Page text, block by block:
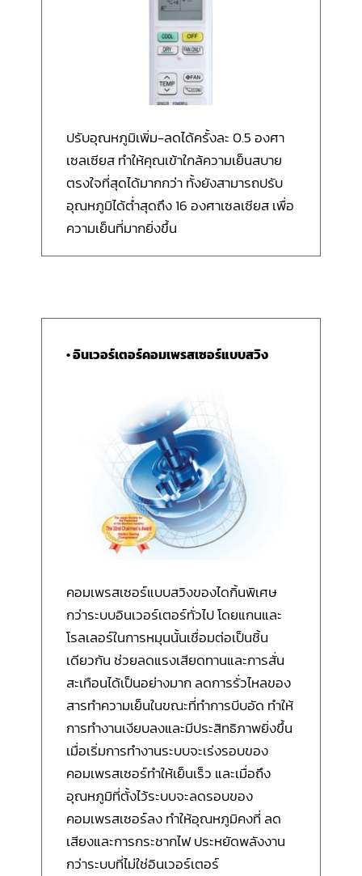
ปรับอุณหภูมิเพิ่ม-ลดได้ครั้งละ 0.5 องศา
เซลเซียส ทำให้คุณเข้าใกล้ความเย็นสบาย
ตรงใจที่สุดได้มากกว่า ทั้งยังสามารถปรับ
อุณหภูมิได้ต่ำสุดถึง 16 องศาเซลเซียส เพื่อ
ความเย็นที่มากยิ่งขึ้น
• อินเวอร์เตอร์คอมเพรสเซอร์แบบสวิง
คอมเพรสเซอร์แบบสวิงของไดกิ้นพิเศษ
กว่าระบบอินเวอร์เตอร์ทั่วไป โดยแกนและ
โรลเลอร์ในการหมุนนั้นเชื่อมต่อเป็นชิ้น
เดียวกัน ช่วยลดแรงเสียดทานและการสั่น
สะเทือนได้เป็นอย่างมาก ลดการรั่วไหลของ
สารทำความเย็นในขณะที่ทำการบีบอัด ทำให้
การทำงานเงียบลงและมีประสิทธิภาพยิ่งขึ้น
เมื่อเริ่มการทำงานระบบจะเร่งรอบของ
คอมเพรสเซอร์ทำให้เย็นเร็ว และเมื่อถึง
อุณหภูมิที่ตั้งไว้ระบบจะลดรอบของ
คอมเพรสเซอร์ลง ทำให้อุณหภูมิคงที่ ลด
เสียงและการกระชากไฟ ประหยัดพลังงาน
กว่าระบบที่ไม่ใช่อินเวอร์เตอร์